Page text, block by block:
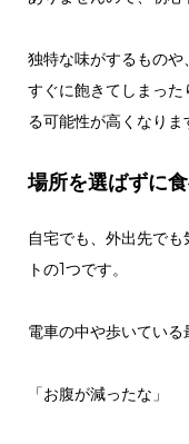
独特な味がするものや
すぐに飽きてしまっ
る可能性が高くなりま
場所を選ばずに
自宅でも、外出先で
トの1つです。
電車の中や歩いている
「お腹が減ったな」